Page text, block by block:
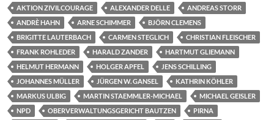
AKTION ZIVILCOURAGE ALEXANDER DELLE
ANDREAS STORR
ANDRÈ HAHN
ARNE SCHIMMER
BJÖRN CLEMENS
BRIGITTE LAUTERBACH
CARMEN STEGLICH
CHRISTIAN FLEISCHER
FRANK ROHLEDER
HARALD ZANDER
HARTMUT GLIEMANN
HELMUT HERMANN
HOLGER APFEL
JENS SCHILLING
JOHANNES MÜLLER
JÜRGEN W. GANSEL
KATHRIN KÖHLER
MARKUS ULBIG
MARTIN STAEMMLER-MICHAEL
MICHAEL GEISLER
NPD
OBERVERWALTUNGSGERICHT BAUTZEN
PIRNA